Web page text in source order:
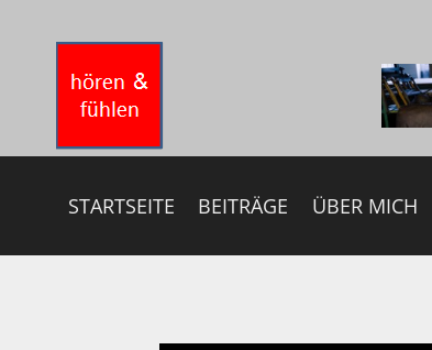
springen
STARTSEITE BEITRÄGE ÜBER MICH